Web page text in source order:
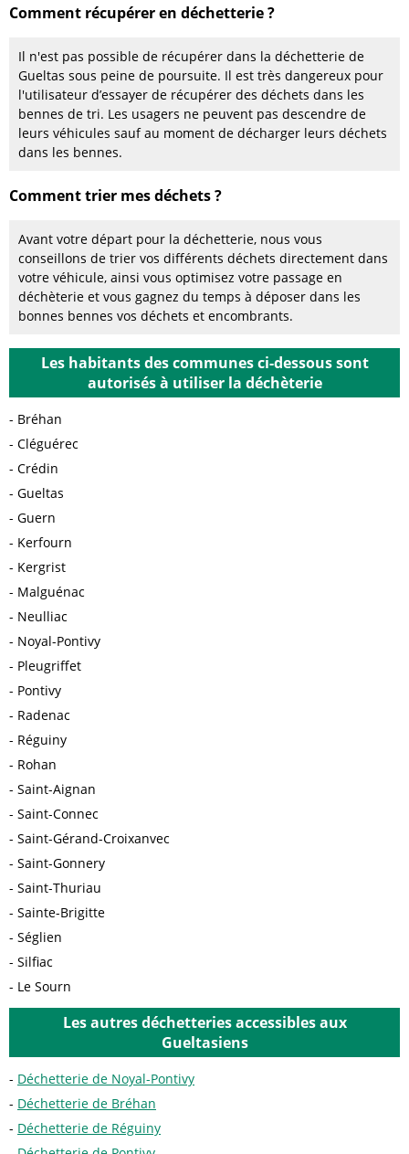
Comment récupérer en déchetterie ?
Il n'est pas possible de récupérer dans la déchetterie de
Gueltas sous peine de poursuite. Il est très dangereux pour
l'utilisateur d’essayer de récupérer des déchets dans les
bennes de tri. Les usagers ne peuvent pas descendre de
leurs véhicules sauf au moment de décharger leurs déchets
dans les bennes.
Comment trier mes déchets ?
Avant votre départ pour la déchetterie, nous vous
conseillons de trier vos différents déchets directement dans
votre véhicule, ainsi vous optimisez votre passage en
déchèterie et vous gagnez du temps à déposer dans les
bonnes bennes vos déchets et encombrants.
Les habitants des communes ci-dessous sont
autorisés à utiliser la déchèterie
Bréhan
Cléguérec
Crédin
Gueltas
Guern
Kerfourn
Kergrist
Malguénac
Neulliac
Noyal-Pontivy
Pleugriffet
Pontivy
Radenac
Réguiny
Rohan
Saint-Aignan
Saint-Connec
Saint-Gérand-Croixanvec
Saint-Gonnery
Saint-Thuriau
Sainte-Brigitte
Séglien
Silfiac
Le Sourn
Les autres déchetteries accessibles aux
Gueltasiens
Déchetterie de Noyal-Pontivy
Déchetterie de Bréhan
Déchetterie de Réguiny